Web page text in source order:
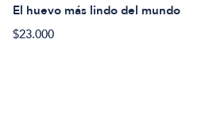
El huevo más lindo del mundo
$23.000